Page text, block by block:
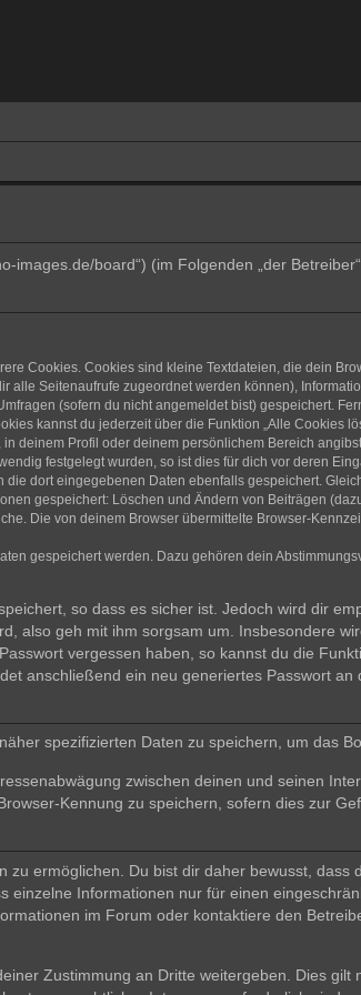
images.de/board“) (im Folgenden „der
Cookies. Cookies sind kleine Textdateien, die dein
alle Seitenaufrufe zugeordnet werden können),
(sofern du nicht angemeldet bist) gespeichert.
kannst du jederzeit über die Funktion „Alle Cookies
deinem Profil oder deinem persönlichem Bereich
festgelegt wurden, so ist dies für dich vor deren
dort eingegebenen Daten ebenfalls gespeichert.
gespeichert: Löschen und Ändern von Beiträgen
Die von deinem Browser übermittelte Browser-
gespeichert werden. Dazu gehören dein
so dass es sicher ist. Jedoch wird dir
also geh mit ihm sorgsam um. Insbesondere
vergessen haben, so kannst du die
anschließend ein neu generiertes Passwort
spezifizierten Daten zu speichern, um das
zwischen deinen und seinen
Kennung zu speichern, sofern dies zur
ermöglichen. Du bist dir daher bewusst,
Informationen nur für einen
im Forum oder kontaktiere den
Zustimmung an Dritte weitergeben. Dies